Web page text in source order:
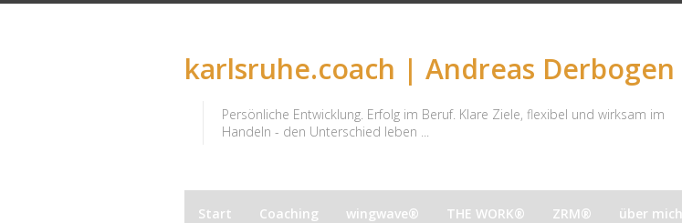
karlsruhe.coach | Andreas Derbogen
Persönliche Entwicklung. Erfolg im Beruf. Klare Ziele, flexibel und wirksam im
Handeln - den Unterschied leben ...
Start Coaching wingwave® THE WORK® ZRM® über mich